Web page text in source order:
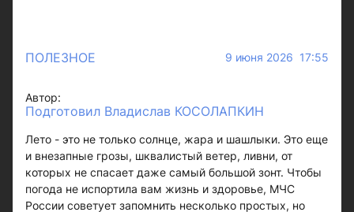
ПОЛЕЗНОЕ 9 июня 2026 17:55
Автор:
Подготовил Владислав КОСОЛАПКИН
Лето - это не только солнце, жара и шашлыки. Это еще
и внезапные грозы, шквалистый ветер, ливни, от
которых не спасает даже самый большой зонт. Чтобы
погода не испортила вам жизнь и здоровье, МЧС
России советует запомнить несколько простых, но